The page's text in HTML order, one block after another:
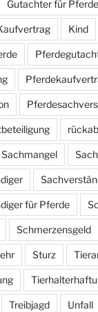
Gutachter für Pferde
Kind
Sachmangel
für Pferde
Schmerzensgeld
Sturz
Treibjagd Unfall